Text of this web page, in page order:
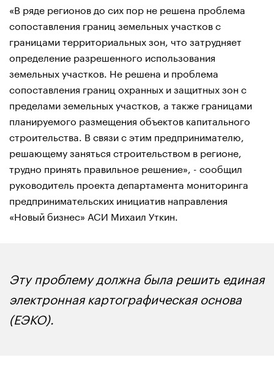
«В ряде регионов до сих пор не решена проблема
сопоставления границ земельных участков с
границами территориальных зон, что затрудняет
определение разрешенного использования
земельных участков. Не решена и проблема
сопоставления границ охранных и защитных зон с
пределами земельных участков, а также границами
планируемого размещения объектов капитального
строительства. В связи с этим предпринимателю,
решающему заняться строительством в регионе,
трудно принять правильное решение», - сообщил
руководитель проекта департамента мониторинга
предпринимательских инициатив направления
«Новый бизнес» АСИ Михаил Уткин.
Эту проблему должна была решить единая
электронная картографическая основа
(ЕЭКО).